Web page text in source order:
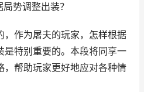
势调整出装？
，作为屠夫的玩家，怎样根据
是特别重要的。本段将同享一
，帮助玩家更好地应对各种情